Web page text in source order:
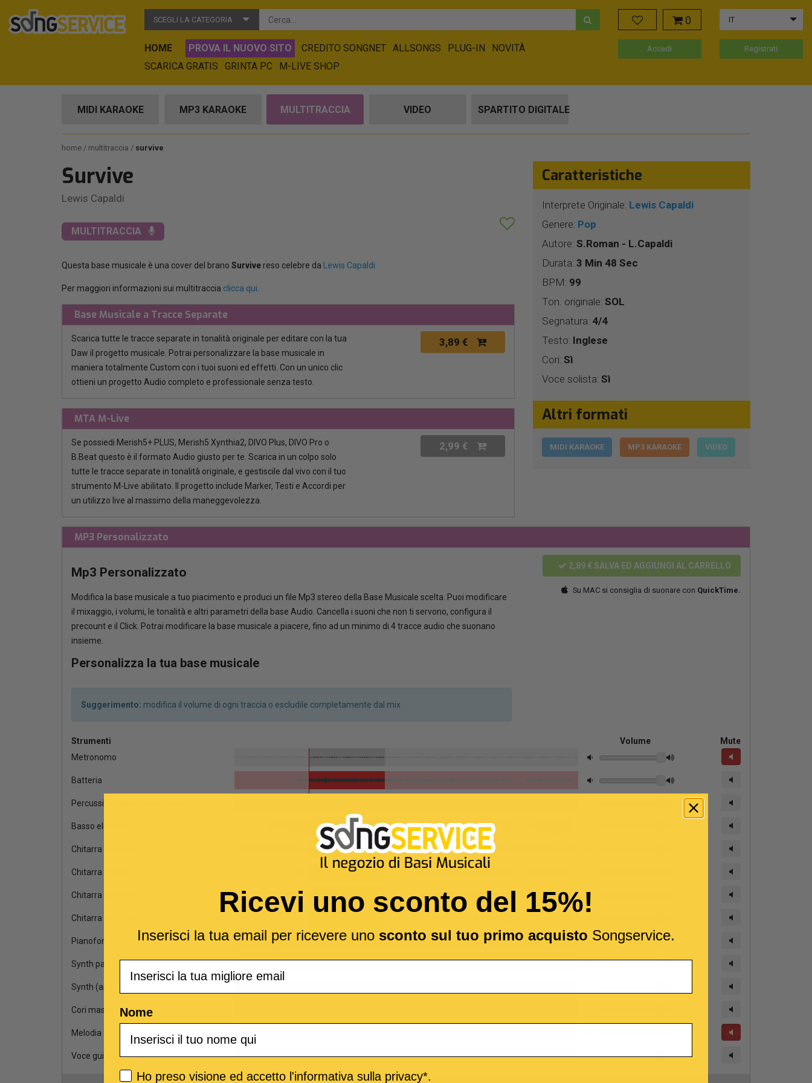
SCEGLI LA CATEGORIA
HOME PROVA IL NUOVO SITO CREDITO SONGNET ALLSONGS PLUG-IN
NOVITÀ
SCARICA GRATIS
GRINTA PC M-LIVE SHOP
0 IT
Accedi Registrati
MIDI KARAOKE MP3 KARAOKE MULTITRACCIA VIDEO SPARTITO DIGITALE
home multitraccia survive
Survive
Lewis Capaldi
MULTITRACCIA
Questa base musicale è una cover del brano Survive reso celebre da Lewis Capaldi
Per maggiori informazioni sui multitraccia clicca qui
Base Musicale a Tracce Separate
Scarica tutte le tracce separate in tonalità originale per editare con la tua
Daw il progetto musicale. Potrai personalizzare la base musicale in
maniera totalmente Custom con i tuoi suoni ed effetti. Con un unico clic
ottieni un progetto Audio completo e professionale senza testo.
3,89 €
MTA M-Live
Se possiedi Merish5+ PLUS, Merish5 Xynthia2, DIVO Plus, DIVO Pro o
B.Beat questo è il formato Audio giusto per te. Scarica in un colpo solo
tutte le tracce separate in tonalità originale, e gestiscile dal vivo con il tuo
strumento M-Live abilitato. Il progetto include Marker, Testi e Accordi per
un utilizzo live al massimo della maneggevolezza.
2,99 €
Caratteristiche
Interprete Originale: Lewis Capaldi
Genere: Pop
Autore: S.Roman - L.Capaldi
Durata: 3 Min 48 Sec
BPM: 99
Ton. originale: SOL
Segnatura: 4/4
Testo: Inglese
Cori: Sì
Voce solista: Sì
Altri formati
MIDI KARAOKE MP3 KARAOKE VIDEO
MP3 Personalizzato
Mp3 Personalizzato
Modifica la base musicale a tuo piacimento e produci un file Mp3 stereo della Base Musicale scelta. Puoi modificare
il mixaggio, i volumi, le tonalità e altri parametri della base Audio. Cancella i suoni che non ti servono, configura il
precount e il Click. Potrai modificare la base musicale a piacere, fino ad un minimo di 4 tracce audio che suonano
insieme.
2,89 €SALVA ED AGGIUNGI AL CARRELLO
Su MAC si consiglia di suonare con QuickTime.
Personalizza la tua base musicale
Suggerimento: modifica il volume di ogni traccia o escludile completamente dal mix
Strumenti Volume
Mute
Metronomo
Batteria
Percussioni latine tambourine
Basso elettrico
Chitarra acustica
Chitarra crunch
Chitarra distorta
Chitarra dist. solo
Pianoforte
Synth pad
Synth (archi)
Cori maschili
Melodia
Voce guida maschile
Ricevi uno sconto del 15%!
Inserisci la tua email per ricevere uno sconto sul tuo primo acquisto Songservice.
Nome
Privacy policy
Ho preso visione ed accetto l'informativa sulla privacy*.